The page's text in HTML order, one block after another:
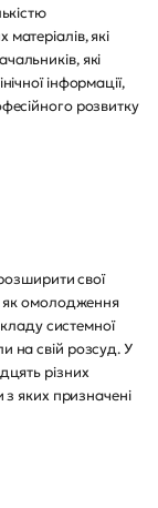
які
які
інформації,
розвитку
свої
як омолодження
системної
на свій розсуд. У
різних
яких призначені